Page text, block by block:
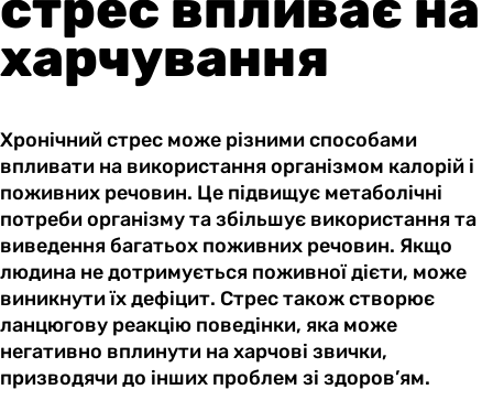
харчування
Хронічний стрес може різними способами
впливати на використання організмом калорій і
поживних речовин. Це підвищує метаболічні
потреби організму та збільшує використання та
виведення багатьох поживних речовин. Якщо
людина не дотримується поживної дієти, може
виникнути їх дефіцит. Стрес також створює
ланцюгову реакцію поведінки, яка може
негативно вплинути на харчові звички,
призводячи до інших проблем зі здоров’ям.